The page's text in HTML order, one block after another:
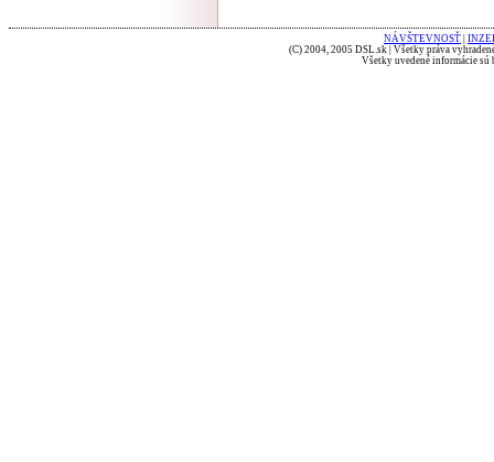
NÁVŠTEVNOSŤ
(C) 2004, 2005 DSL.sk | Všetky práva
Všetky uvedené informácie sú